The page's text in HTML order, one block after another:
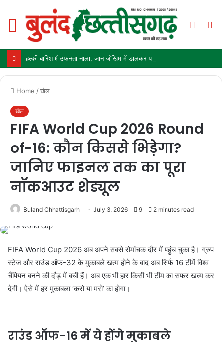
Menu
Switch
Home /खेल
खेल
FIFA World Cup 2026 Round
of-16: कौन किससे भिड़ेगा?
जानिए फाइनल तक का पूरा
नॉकआउट शेड्यूल
Buland Chhattisgarh July 3, 2026 9 2 minutes read
FIFA World Cup 2026 अब अपने सबसे रोमांचक दौर में पहुंच चुका है। ग्रुप
स्टेज और राउंड ऑफ-32 के मुकाबले खत्म होने के बाद अब सिर्फ 16 टीमें विश्व
चैंपियन बनने की दौड़ में बची हैं। अब एक भी हार किसी भी टीम का सफर खत्म कर
देगी। ऐसे में हर मुकाबला ‘करो या मरो’ का होगा।
राउंड ऑफ-16 में ये होंगे मुकाबले